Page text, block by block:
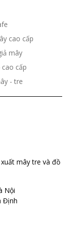
cao cấp
mây
cấp
- tre
mây tre và đồ
Nội
Định